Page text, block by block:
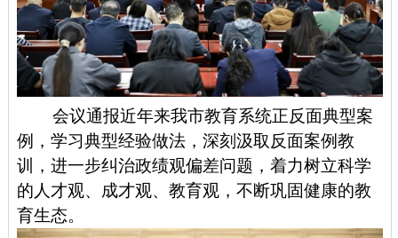
会议通报近年来我市教育系统正反面典型案
例，学习典型经验做法，深刻汲取反面案例教
训，进一步纠治政绩观偏差问题，着力树立科学
的人才观、成才观、教育观，不断巩固健康的教
育生态。